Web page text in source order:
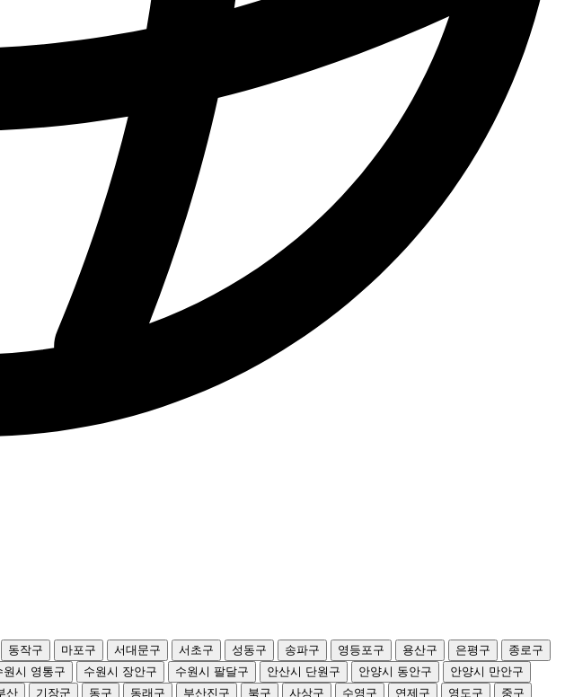
동작구 마포구 서대문구 서초구 성동구 송파구 영등포구 용산구 은평구
종로구
원시 영통구 수원시 장안구 수원시 팔달구 안산시 단원구 안양시 동안구
안양시 만안구
산 기장군 동구 동래구 부산진구 북구 사상구 수영구 연제구 영도구 중구